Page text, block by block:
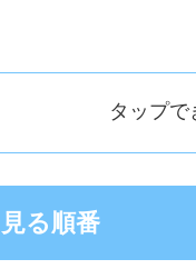
タップで
る順番